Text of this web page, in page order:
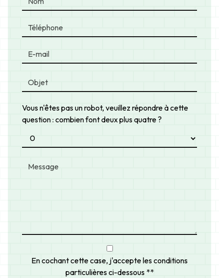
Vous n'êtes pas un robot, veuillez répondre à cette
question : combien font deux plus quatre ?
En cochant cette case, j'accepte les conditions
particulières ci-dessous **